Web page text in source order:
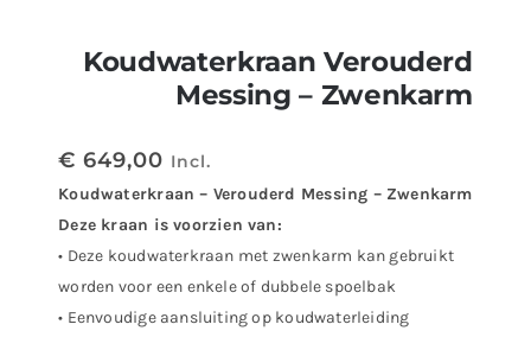
Koudwaterkraan Verouderd
Messing – Zwenkarm
€ 649,00 Incl.
Koudwaterkraan – Verouderd Messing – Zwenkarm
Deze kraan is voorzien van:
• Deze koudwaterkraan met zwenkarm kan gebruikt
worden voor een enkele of dubbele spoelbak
• Eenvoudige aansluiting op koudwaterleiding